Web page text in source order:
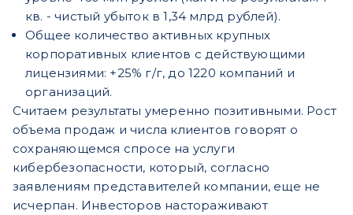
кв. - чистый убыток в 1,34 млрд рублей).
Общее количество активных крупных
корпоративных клиентов с действующими
лицензиями: +25% г/г, до 1220 компаний и
организаций.
Считаем результаты умеренно позитивными. Рост
объема продаж и числа клиентов говорят о
сохраняющемся спросе на услуги
кибербезопасности, который, согласно
заявлениям представителей компании, еще не
исчерпан. Инвесторов настораживают